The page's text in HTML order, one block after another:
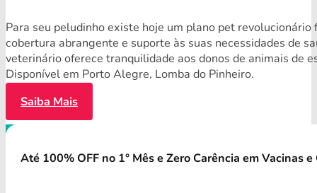
Para seu peludinho existe hoje um plano pet
cobertura abrangente e suporte às suas necessidades de
veterinário oferece tranquilidade aos donos de animais de
Disponível em Porto Alegre, Lomba do Pinheiro.
Saiba Mais
Até 100% OFF no 1° Mês e Zero Carência em Vacinas